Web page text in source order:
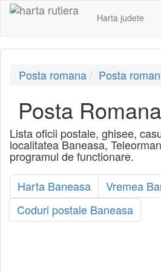
Harta judete
Posta romana Posta
Posta
Lista oficii postale, ghisee,
localitatea Baneasa,
programul de functionare.
Harta Baneasa
Vremea
Coduri postale Baneasa